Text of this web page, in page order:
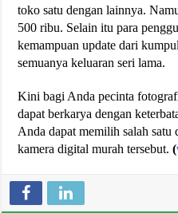
toko satu dengan lainnya.
500 ribu. Selain itu para
kemampuan update dari
semuanya keluaran seri lama.
Kini bagi Anda pecinta
dapat berkarya dengan
Anda dapat memilih salah satu
kamera digital murah tersebut.(